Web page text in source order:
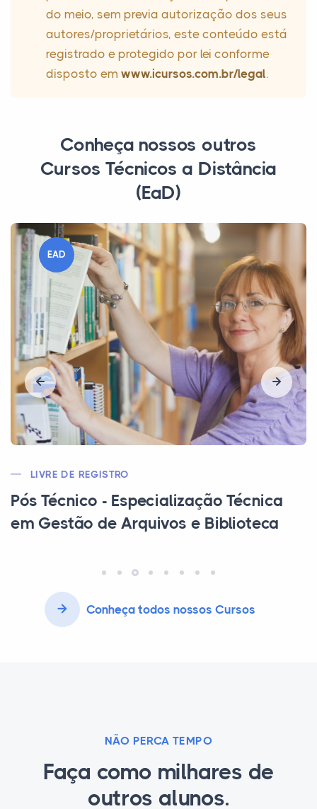
do meio, sem previa autorização dos seus
autores/proprietários, este conteúdo está
registrado e protegido por lei conforme
disposto em www.icursos.com.br/legal.
Conheça nossos outros
Cursos Técnicos a Distância
(EaD)
EAD
CRA/MEC
Curso Técnico em Vendas
Conheça todos nossos Cursos
NÃO PERCA TEMPO
Faça como milhares de
outros alunos.